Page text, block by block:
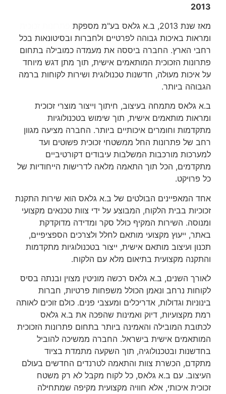
2013
מאז שנת 2013, ב.א גלאס בע"מ מספקת
ומראות באיכות גבוהה לפרטיים ולחברות ובסיטונאות בכל
רחבי הארץ. החברה ביססה את מעמדה כמובילה בתחום
פתרונות הזכוכית המותאמים אישית, תוך מתן דגש מיוחד
על איכות מעולה, חדשנות טכנולוגית ושירות לקוחות ברמה
הגבוהה ביותר.
ב.א גלאס מתמחה בעיצוב, חיתוך וייצור מוצרי זכוכית
ומראות מותאמים אישית, תוך שימוש בטכנולוגיות
מתקדמות וחומרים איכותיים ביותר. החברה מציעה מגוון
רחב של פתרונות החל ממשטחי זכוכית פשוטים ועד
למערכות מורכבות המשלבות עיבודים דקורטיביים
מתקדמים, הכל תוך התאמה מלאה לדרישות הייחודיות של
כל פרויקט.
אחד המאפיינים הבולטים של ב.א גלאס הוא שירות התקנת
זכוכיות בבית הלקוח, המבוצע על ידי צוות טכנאים מקצועי
ומנוסה. השירות המקיף כולל סקר ומדידה מדוקדקת
באתר, ייעוץ מקצועי מותאם לחלל ולצרכים הספציפיים,
תכנון ועיצוב מותאם אישית, ייצור בטכנולוגיות מתקדמות
והתקנה מקצועית בתיאום מלא עם הלקוח.
לאורך השנים, ב.א גלאס רכשה מוניטין מצוין ובנתה בסיס
לקוחות נרחב ונאמן הכולל משפחות פרטיות, חברות
בינוניות וגדולות, אדריכלים ומעצבי פנים. כולם זוכים לאותה
רמת מקצועיות, דיוק ואמינות שהפכה את ב.א גלאס
לכתובת המובילה והאמינה ביותר בתחום פתרונות הזכוכית
המותאמים אישית בישראל. החברה ממשיכה להוביל
בחדשנות ובטכנולוגיה, תוך השקעה מתמדת בציוד
מתקדם, הכשרת צוות והתאמה לטרנדים החדשים בעולם
העיצוב. עם ב.א גלאס, כל לקוח מקבל לא רק משטח
זכוכית איכותי, אלא חוויה מקצועית מקיפה שמתחילה